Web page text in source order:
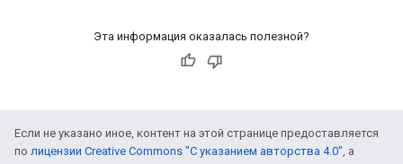
Эта информация оказалась полезной?
Если не указано иное, контент на этой странице предоставляется
по лицензии Creative Commons "С указанием авторства 4.0", а